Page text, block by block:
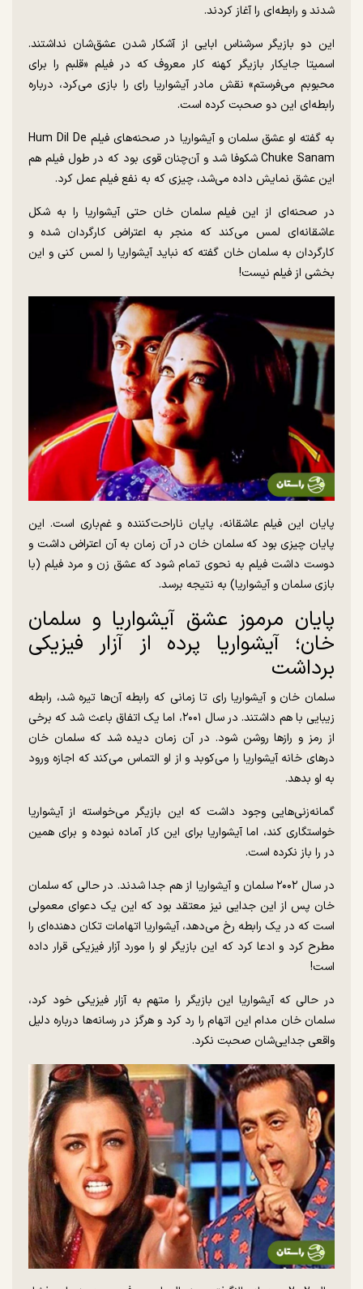
شدند و رابطه‌ای را آغاز کردند.
این دو بازیگر سرشناس ابایی از آشکار شدن عشق‌شان نداشتند.
اسمیتا جایکار بازیگر کهنه کار معروف که در فیلم «قلبم را برای
محبوبم می‌فرستم» نقش مادر آیشواریا رای را بازی می‌کرد، درباره
رابطه‌ای این دو صحبت کرده است.
به گفته او عشق سلمان و آیشواریا در صحنه‌های فیلم Hum Dil De
Chuke Sanam شکوفا شد و آن‌چنان قوی بود که در طول فیلم هم
این عشق نمایش داده می‌شد، چیزی که به نفع فیلم عمل کرد.
در صحنه‌ای از این فیلم سلمان خان حتی آیشواریا را به شکل
عاشقانه‌ای لمس می‌کند که منجر به اعتراض کارگردان شده و
کارگردان به سلمان خان گفته که نباید آیشواریا را لمس کنی و این
بخشی از فیلم نیست!
پایان این فیلم عاشقانه، پایان ناراحت‌کننده و غم‌باری است. این
پایان چیزی بود که سلمان خان در آن زمان به آن اعتراض داشت و
دوست داشت فیلم به نحوی تمام شود که عشق زن و مرد فیلم (با
بازی سلمان و آیشواریا) به نتیجه برسد.
پایان مرموز عشق آیشواریا و سلمان
خان؛ آیشواریا پرده از آزار فیزیکی
برداشت
سلمان خان و آیشواریا رای تا زمانی که رابطه آن‌ها تیره شد، رابطه
زیبایی با هم داشتند. در سال ۲۰۰۱، اما یک اتفاق باعث شد که برخی
از رمز و راز‌ها روشن شود. در آن زمان دیده شد که سلمان خان
در‌های خانه آیشواریا را می‌کوبد و از او التماس می‌کند که اجازه ورود
به او بدهد.
گمانه‌زنی‌هایی وجود داشت که این بازیگر می‌خواسته از آیشواریا
خواستگاری کند، اما آیشواریا برای این کار آماده نبوده و برای همین
در را باز نکرده است.
در سال ۲۰۰۲ سلمان و آیشواریا از هم جدا شدند. در حالی که سلمان
خان پس از این جدایی نیز معتقد بود که این یک دعوای معمولی
است که در یک رابطه رخ می‌دهد، آیشواریا اتهامات تکان دهنده‌ای را
مطرح کرد و ادعا کرد که این بازیگر او را مورد آزار فیزیکی قرار داده
است!
در حالی که آیشواریا این بازیگر را متهم به آزار فیزیکی خود کرد،
سلمان خان مدام این اتهام را رد کرد و هرگز در رسانه‌ها درباره دلیل
واقعی جدایی‌شان صحبت نکرد.